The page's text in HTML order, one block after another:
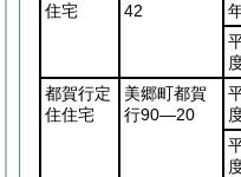
住宅
42
都賀行定
住住宅
美郷町都賀
行90―20